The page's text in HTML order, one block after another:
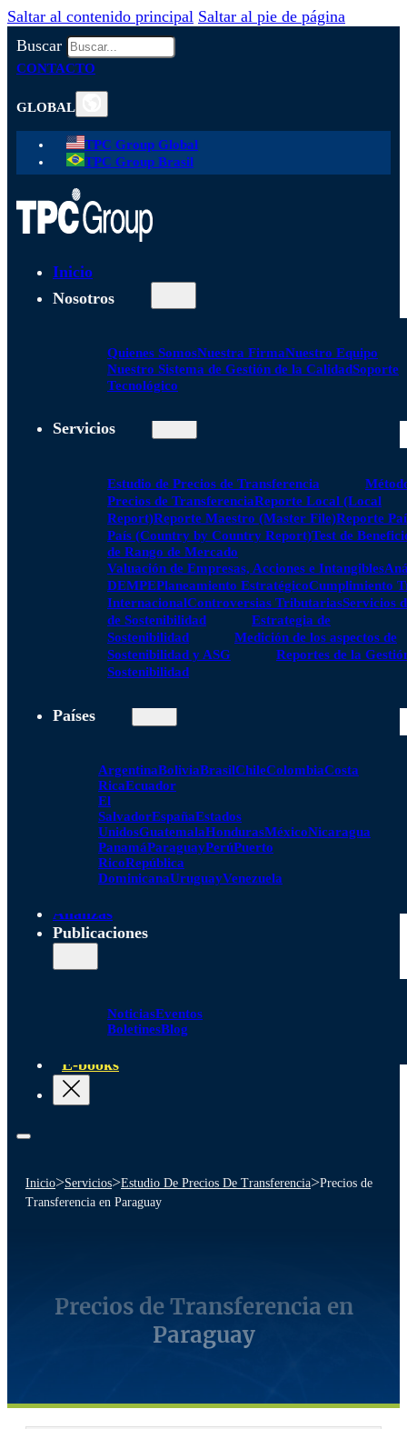
Saltar al contenido principal Saltar al pie de página
Buscar
CONTACTO
GLOBAL
TPC Group Global
TPC Group Brasil
Inicio
Nosotros
Quienes SomosNuestra FirmaNuestro Equipo
Nuestro Sistema de Gestión de la CalidadSoporte
Tecnológico
Servicios
Estudio de Precios de Transferencia
Precios de TransferenciaReporte Local (Local
Report)Reporte Maestro (Master File)Reporte
País (Country by Country Report)Test de
de Rango de Mercado
Valuación de Empresas, Acciones e Intangibles
DEMPEPlaneamiento EstratégicoCumplimiento
InternacionalControversias TributariasServicios
de Sostenibilidad
Estrategia de
Sostenibilidad
Medición de los aspectos de
Sostenibilidad y ASG
Reportes de la
Sostenibilidad
Países
ArgentinaBoliviaBrasilChileColombiaCosta
RicaEcuador
El
SalvadorEspañaEstados
UnidosGuatemalaHondurasMéxicoNicaragua
PanamáParaguayPerúPuerto
RicoRepública
DominicanaUruguayVenezuela
Alianzas
Publicaciones
NoticiasEventos
BoletinesBlog
E-books
Inicio>Servicios>Estudio De Precios De Transferencia>Precios de
Transferencia en Paraguay
Precios de Transferencia en
Paraguay